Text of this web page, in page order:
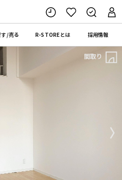
/売る R-STOREとは 採用情報
〉
間取り